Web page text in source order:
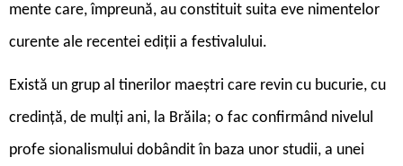
mente care, împreună, au constituit suita eve nimentelor
curente ale recentei ediții a festivalului.
Există un grup al tinerilor maeștri care revin cu bucurie, cu
credință, de mulți ani, la Brăila; o fac confirmând nivelul
profe sionalismului dobândit în baza unor studii, a unei